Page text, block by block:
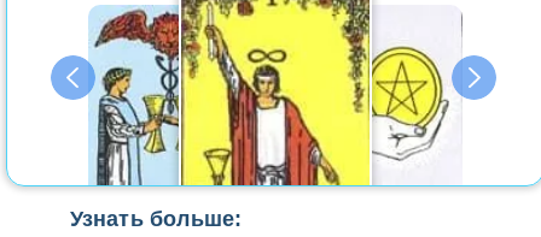
Узнать больше: